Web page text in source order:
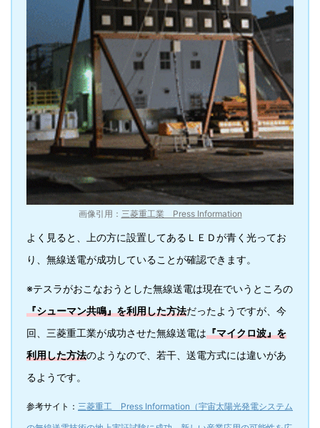
画像引用： 三菱重工業 Press Information
よく見ると、上の方に設置してあるＬＥＤが青く光ってお
り、無線送電が成功していることが確認できます。
※テスラがおこなおうとした無線送電は現在でいうところの
『シューマン共鳴』を利用した方法だったようですが、今
回、三菱重工業が成功させた無線送電は『マイクロ波』を
利用した方法のようなので、若干、送電方式には違いがあ
るようです。
参考サイト： 三菱重工 Press Information（宇宙太陽光発電システム